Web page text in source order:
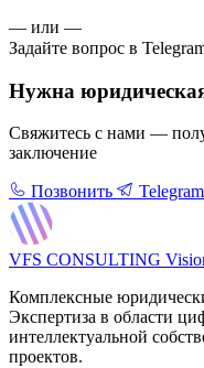
— или —
Задайте вопрос в
Нужна
Свяжитесь с нами —
заключение
Позвонить Telegram
VFS CONSULTING
Комплексные
Экспертиза в области
интеллектуальной
проектов.